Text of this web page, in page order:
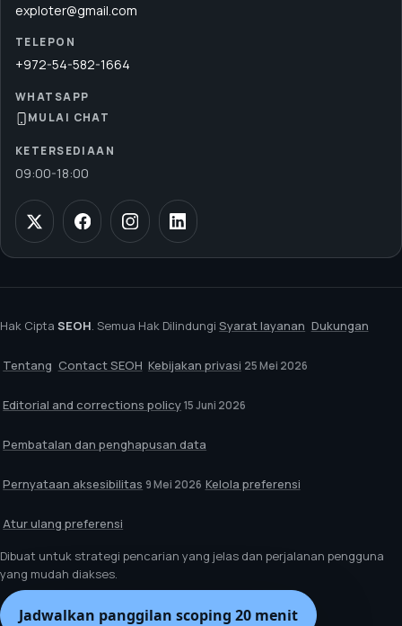
exploter@gmail.com
TELEPON
+972-54-582-1664
WHATSAPP
MULAI CHAT
KETERSEDIAAN
09:00-18:00
Hak Cipta SEOH. Semua Hak Dilindungi Syarat layanan Dukungan
Tentang Contact SEOH Kebijakan privasi 25 Mei 2026
Editorial and corrections policy 15 Juni 2026
Pembatalan dan penghapusan data
Pernyataan aksesibilitas 9 Mei 2026 Kelola preferensi
Atur ulang preferensi
Dibuat untuk strategi pencarian yang jelas dan perjalanan pengguna
yang mudah diakses.
Jadwalkan panggilan scoping 20 menit